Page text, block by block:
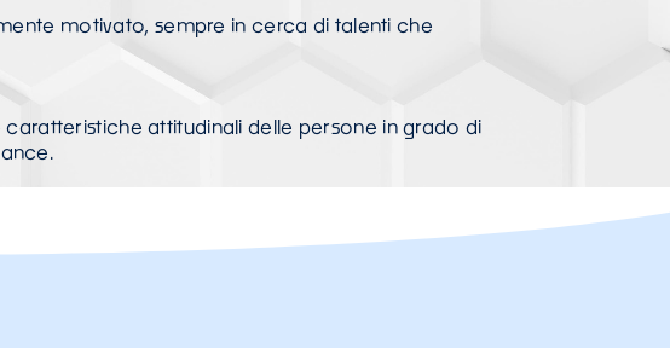
motivato, sempre in cerca di talenti che
attitudinali delle persone in grado di